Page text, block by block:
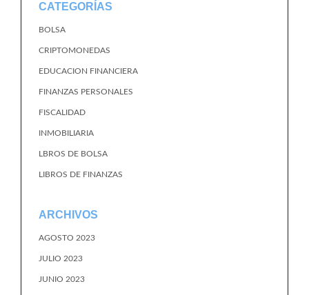
CATEGORÍAS
BOLSA
CRIPTOMONEDAS
EDUCACION FINANCIERA
FINANZAS PERSONALES
FISCALIDAD
INMOBILIARIA
LBROS DE BOLSA
LIBROS DE FINANZAS
ARCHIVOS
AGOSTO 2023
JULIO 2023
JUNIO 2023